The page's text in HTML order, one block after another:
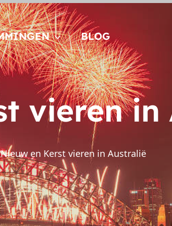
BLOG
vieren in
en Kerst vieren in Australië